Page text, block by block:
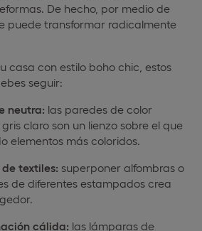
De hecho, por medio de
puede transformar radicalmente
casa con estilo boho chic, estos
seguir:
neutra: las paredes de color
claro son un lienzo sobre el que
elementos más coloridos.
textiles: superponer alfombras o
de diferentes estampados crea
cálida: las lámparas de